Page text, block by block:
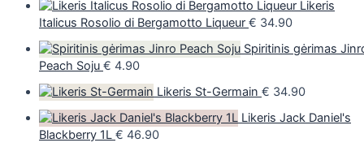
Likeris
Italicus Rosolio di Bergamotto Liqueur € 34.90
Spiritinis gėrimas
Peach Soju € 4.90
Likeris St-Germain € 34.90
Likeris Jack Daniel's
Blackberry 1L € 46.90